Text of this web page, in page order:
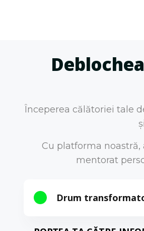
Începerea călătoriei tale
Cu platforma
mentorat
Drum